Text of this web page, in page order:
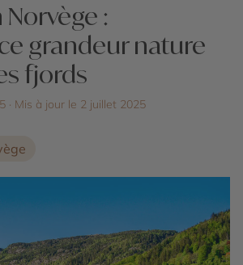
Norvège :
grandeur nature
fjords
· Mis à jour le 2 juillet 2025